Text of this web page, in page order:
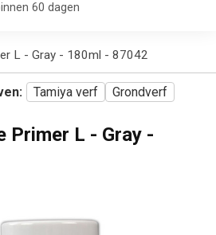
60 dagen
L - Gray - 180ml - 87042
Tamiya verf Grondverf
Primer L - Gray -